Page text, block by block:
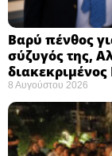
Βαρύ πένθος
σύζυγός της,
8 Αυγούστου 2026